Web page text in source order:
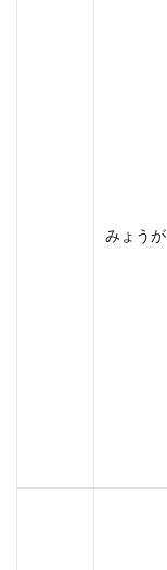
みょうが